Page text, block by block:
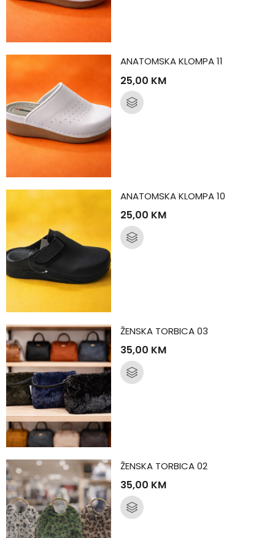
ANATOMSKA KLOMPA 11
25,00 KM
ANATOMSKA KLOMPA 10
25,00 KM
ŽENSKA TORBICA 03
35,00 KM
ŽENSKA TORBICA 02
35,00 KM